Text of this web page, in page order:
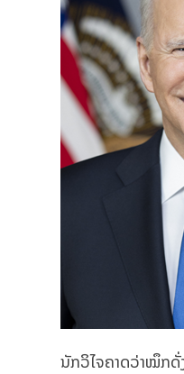
ນັກວິໄຈຄາດວ່າໝຶກ